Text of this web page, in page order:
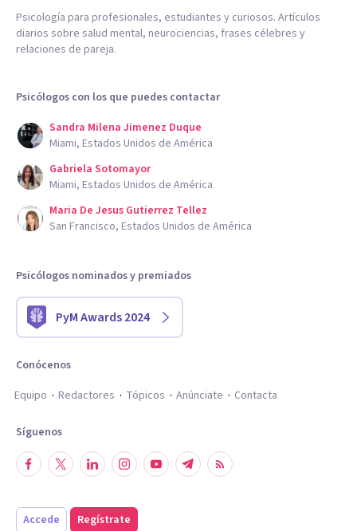
Psicología para profesionales, estudiantes y curiosos. Artículos
diarios sobre salud mental, neurociencias, frases célebres y
relaciones de pareja.
Psicólogos con los que puedes contactar
Sandra Milena Jimenez Duque
Miami, Estados Unidos de América
Gabriela Sotomayor
Miami, Estados Unidos de América
Maria De Jesus Gutierrez Tellez
San Francisco, Estados Unidos de América
Psicólogos nominados y premiados
PyM Awards 2024
Conócenos
Equipo
Redactores Tópicos Anúnciate Contacta
Síguenos
Accede Regístrate